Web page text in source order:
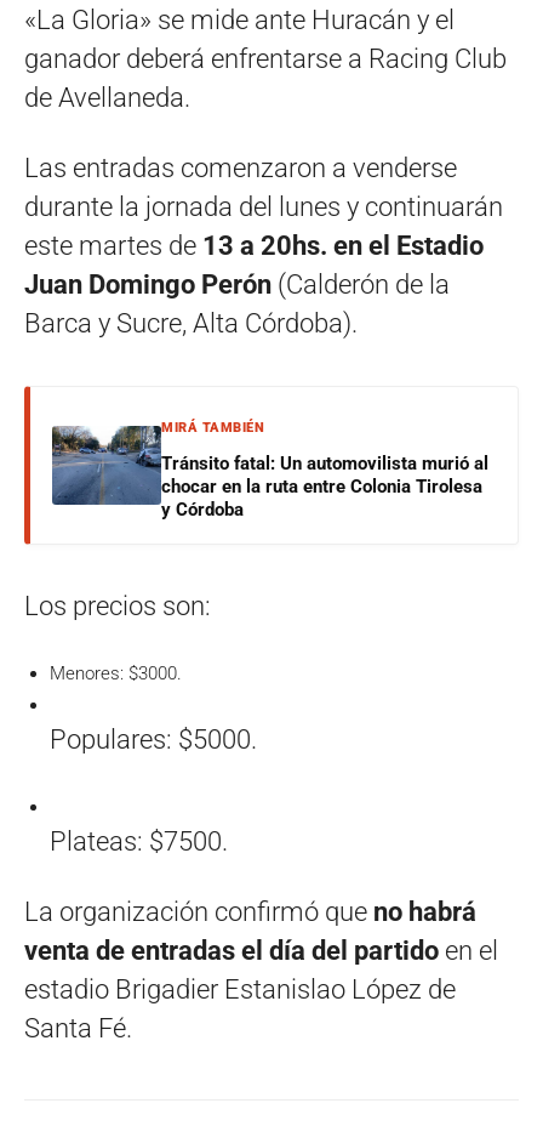
«La Gloria» se mide ante Huracán y el
ganador deberá enfrentarse a Racing Club
de Avellaneda.
Las entradas comenzaron a venderse
durante la jornada del lunes y continuarán
este martes de 13 a 20hs. en el Estadio
Juan Domingo Perón (Calderón de la
Barca y Sucre, Alta Córdoba).
MIRÁ TAMBIÉN
Tránsito fatal: Un automovilista murió al
chocar en la ruta entre Colonia Tirolesa
y Córdoba
Los precios son:
Menores: $3000.
Populares: $5000.
Plateas: $7500.
La organización confirmó que no habrá
venta de entradas el día del partido en el
estadio Brigadier Estanislao López de
Santa Fé.